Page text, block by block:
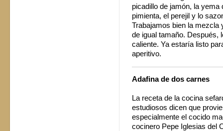
picadillo de jamón, la
pimienta, el perejil y lo
Trabajamos bien la mezcla
de igual tamaño. Después,
caliente. Ya estaría listo
aperitivo.
Adafina de dos carnes
La receta de la cocina
estudiosos dicen que
especialmente el cocido
cocinero Pepe Iglesias del